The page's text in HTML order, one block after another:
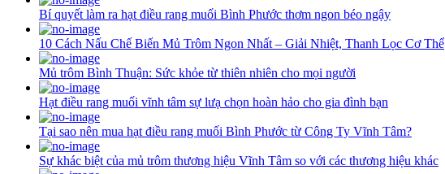
Bí quyết làm ra hạt điều rang muối Bình Phước thơm ngon béo ngậy
10 Cách Nấu Chế Biến Mủ Trôm Ngon Nhất – Giải Nhiệt, Thanh Lọc Cơ Thể
Mủ trôm Bình Thuận: Sức khỏe từ thiên nhiên cho mọi người
Hạt điều rang muối vĩnh tâm sự lưạ chọn hoàn hảo cho gia đình bạn
Tại sao nên mua hạt điều rang muối Bình Phước từ Công Ty Vĩnh Tâm?
Sự khác biệt của mủ trôm thương hiệu Vĩnh Tâm so với các thương hiệu khác